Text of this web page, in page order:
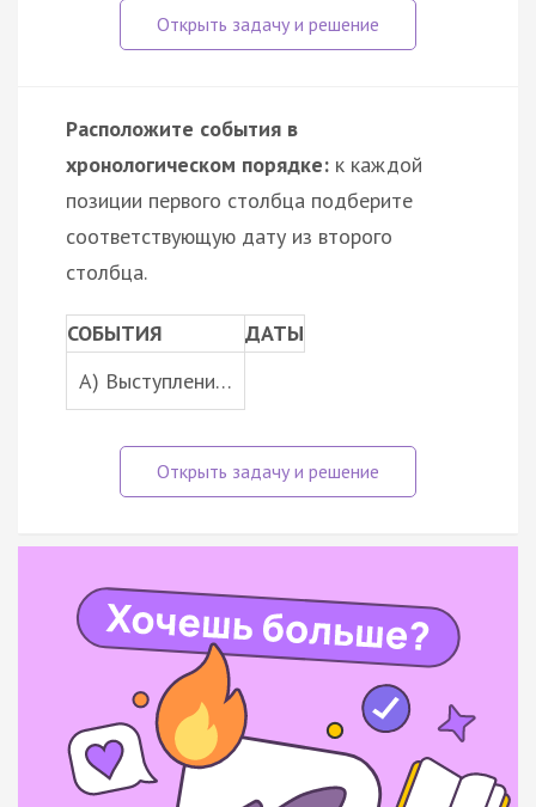
Расположите события в
хронологическом порядке: к каждой
позиции первого столбца подберите
соответствующую дату из второго
столбца.
СОБЫТИЯ
ДАТЫ
A) Выступлени…